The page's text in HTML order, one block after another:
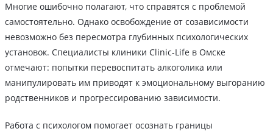
Многие ошибочно полагают, что справятся с проблемой
самостоятельно. Однако освобождение от созависимости
невозможно без пересмотра глубинных психологических
установок. Специалисты клиники Clinic-Life в Омске
отмечают: попытки перевоспитать алкоголика или
манипулировать им приводят к эмоциональному выгоранию
родственников и прогрессированию зависимости.
Работа с психологом помогает осознать границы